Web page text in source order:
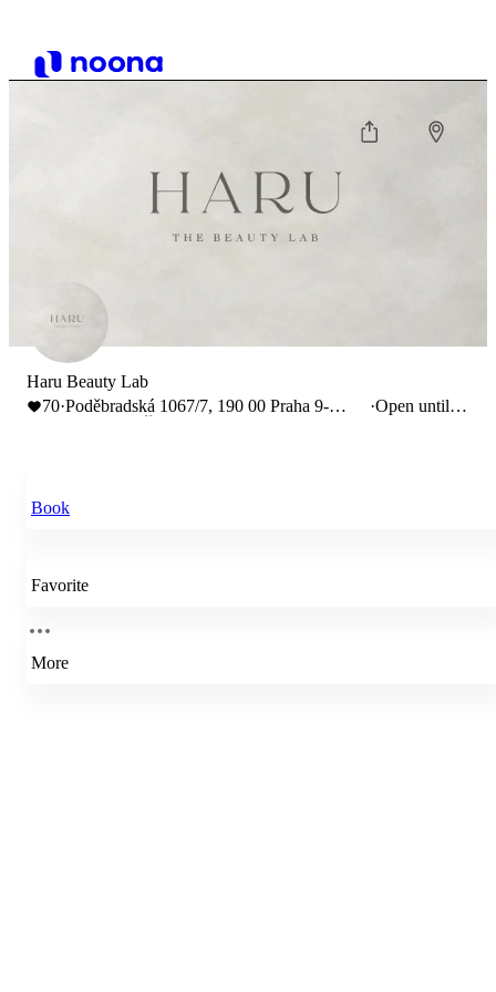
Haru Beauty Lab
70·Poděbradská 1067/7, 190 00 Praha 9-
·Open until
Book
Favorite
More